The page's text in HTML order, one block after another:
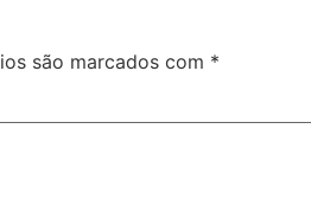
são marcados com *